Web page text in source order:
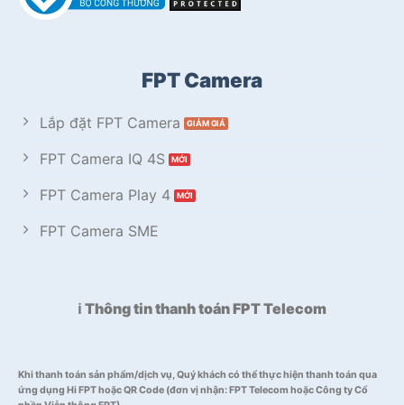
FPT Camera
Lắp đặt FPT Camera
FPT Camera IQ 4S
FPT Camera Play 4
FPT Camera SME
ℹ️ Thông tin thanh toán FPT Telecom
Khi thanh toán sản phẩm/dịch vụ, Quý khách có thể thực hiện thanh toán qua
ứng dụng Hi FPT hoặc QR Code (đơn vị nhận: FPT Telecom hoặc Công ty Cổ